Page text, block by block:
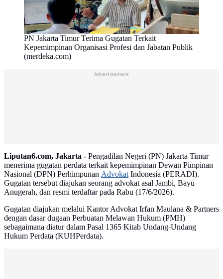
PN Jakarta Timur Terima Gugatan Terkait
Kepemimpinan Organisasi Profesi dan Jabatan Publik
(merdeka.com)
Advertisement
Liputan6.com, Jakarta - Pengadilan Negeri (PN) Jakarta Timur
menerima gugatan perdata terkait kepemimpinan Dewan Pimpinan
Nasional (DPN) Perhimpunan AdvokatIndonesia (PERADI).
Gugatan tersebut diajukan seorang advokat asal Jambi, Bayu
Anugerah, dan resmi terdaftar pada Rabu (17/6/2026).
Gugatan diajukan melalui Kantor Advokat Irfan Maulana & Partners
dengan dasar dugaan Perbuatan Melawan Hukum (PMH)
sebagaimana diatur dalam Pasal 1365 Kitab Undang-Undang
Hukum Perdata (KUHPerdata).